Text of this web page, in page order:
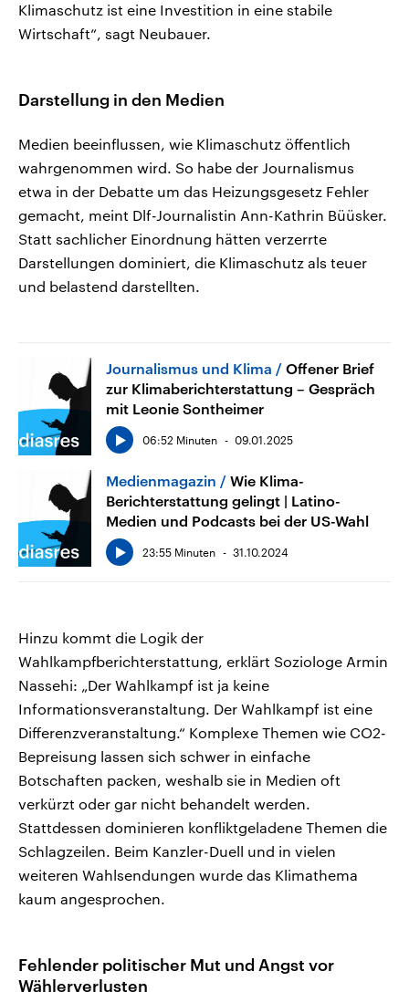
Klimaschutz ist eine Investition in eine stabile
Wirtschaft“, sagt Neubauer.
Darstellung in den Medien
Medien beeinflussen, wie Klimaschutz öffentlich
wahrgenommen wird. So habe der Journalismus
etwa in der Debatte um das Heizungsgesetz Fehler
gemacht, meint Dlf-Journalistin Ann-Kathrin Büüsker.
Statt sachlicher Einordnung hätten verzerrte
Darstellungen dominiert, die Klimaschutz als teuer
und belastend darstellten.
Journalismus und Klima
Offener Brief
zur Klimaberichterstattung – Gespräch
mit Leonie Sontheimer
06:52 Minuten 09.01.2025
Medienmagazin
Wie Klima-
Berichterstattung gelingt | Latino-
Medien und Podcasts bei der US-Wahl
23:55 Minuten 31.10.2024
Hinzu kommt die Logik der
Wahlkampfberichterstattung, erklärt Soziologe Armin
Nassehi: „Der Wahlkampf ist ja keine
Informationsveranstaltung. Der Wahlkampf ist eine
Differenzveranstaltung.“ Komplexe Themen wie CO2-
Bepreisung lassen sich schwer in einfache
Botschaften packen, weshalb sie in Medien oft
verkürzt oder gar nicht behandelt werden.
Stattdessen dominieren konfliktgeladene Themen die
Schlagzeilen. Beim Kanzler-Duell und in vielen
weiteren Wahlsendungen wurde das Klimathema
kaum angesprochen.
Fehlender politischer Mut und Angst vor
Wählerverlusten